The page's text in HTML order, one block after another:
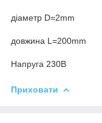
діаметр D=2mm
довжина L=200mm
Напруга 230В
Приховати